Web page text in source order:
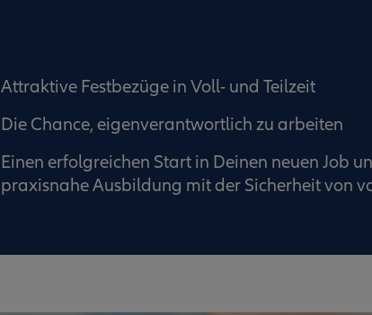
Attraktive Festbezüge in Voll- und Teilzeit
Die Chance, eigenverantwortlich zu arbeiten
Einen erfolgreichen Start in Deinen neuen Job
praxisnahe Ausbildung mit der Sicherheit von